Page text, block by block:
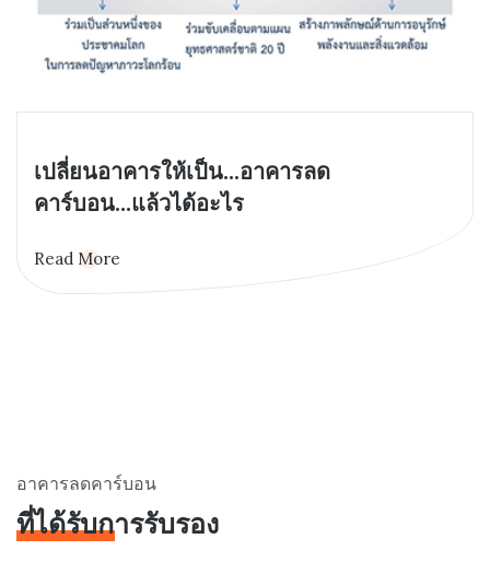
เปลี่ยนอาคารให้เป็น...อาคารลด
คาร์บอน...แล้วได้อะไร
Read More
อาคารลดคาร์บอน
ที่ได้รับการรับรอง